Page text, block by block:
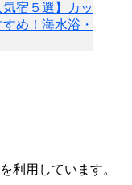
宿５選】カッ
め！海水浴・
利用しています。